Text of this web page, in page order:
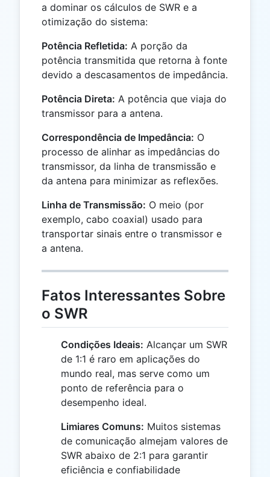
a dominar os cálculos de SWR e a
otimização do sistema:
Potência Refletida: A porção da
potência transmitida que retorna à fonte
devido a descasamentos de impedância.
Potência Direta: A potência que viaja do
transmissor para a antena.
Correspondência de Impedância: O
processo de alinhar as impedâncias do
transmissor, da linha de transmissão e
da antena para minimizar as reflexões.
Linha de Transmissão: O meio (por
exemplo, cabo coaxial) usado para
transportar sinais entre o transmissor e
a antena.
Fatos Interessantes Sobre
o SWR
Condições Ideais: Alcançar um SWR
de 1:1 é raro em aplicações do
mundo real, mas serve como um
ponto de referência para o
desempenho ideal.
Limiares Comuns: Muitos sistemas
de comunicação almejam valores de
SWR abaixo de 2:1 para garantir
eficiência e confiabilidade